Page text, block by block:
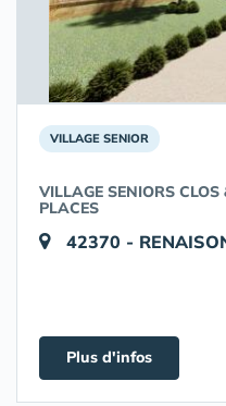
VILLAGE SENIOR
VILLAGE SENIORS
PLACES
42370 -
Plus d'infos